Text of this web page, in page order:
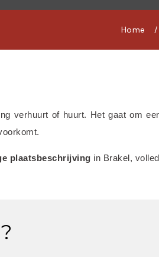
Home
verhuurt of huurt. Het gaat om
plaatsbeschrijving in Brakel,